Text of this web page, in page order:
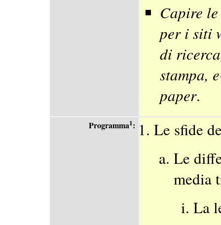
Capire
per i siti
di
stampa,
paper.
Programma1:
Le sfide
Le
media
La